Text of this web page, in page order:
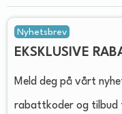
Nyhetsbrev
EKSKLUSIVE
Meld deg på vårt
rabattkoder og tilbud